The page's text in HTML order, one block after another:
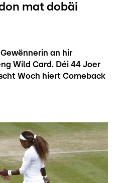
mat dobäi
an hir
Wild Card. Déi 44 Joer
Woch hiert Comeback